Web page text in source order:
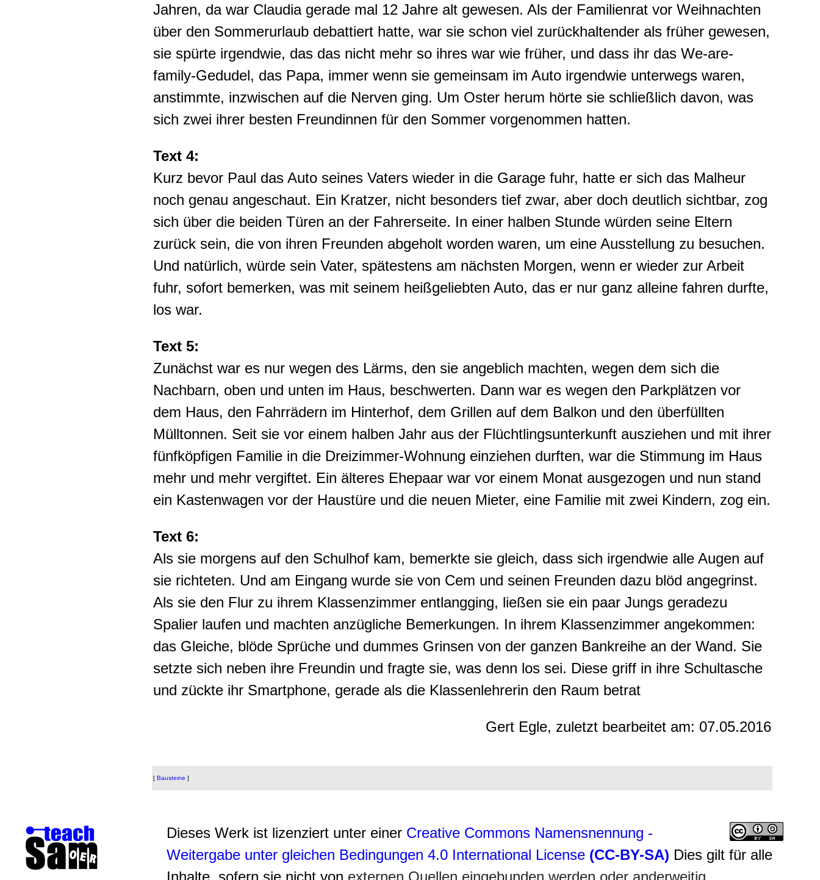
Jahren, da war Claudia gerade mal 12 Jahre alt gewesen. Als der Familienrat vor Weihnachten
über den Sommerurlaub debattiert hatte, war sie schon viel zurückhaltender als früher gewesen,
sie spürte irgendwie, das das nicht mehr so ihres war wie früher, und dass ihr das We-are-
family-Gedudel, das Papa, immer wenn sie gemeinsam im Auto irgendwie unterwegs waren,
anstimmte, inzwischen auf die Nerven ging. Um Oster herum hörte sie schließlich davon, was
sich zwei ihrer besten Freundinnen für den Sommer vorgenommen hatten.
Text 4:
Kurz bevor Paul das Auto seines Vaters wieder in die Garage fuhr, hatte er sich das Malheur
noch genau angeschaut. Ein Kratzer, nicht besonders tief zwar, aber doch deutlich sichtbar, zog
sich über die beiden Türen an der Fahrerseite. In einer halben Stunde würden seine Eltern
zurück sein, die von ihren Freunden abgeholt worden waren, um eine Ausstellung zu besuchen.
Und natürlich, würde sein Vater, spätestens am nächsten Morgen, wenn er wieder zur Arbeit
fuhr, sofort bemerken, was mit seinem heißgeliebten Auto, das er nur ganz alleine fahren durfte,
los war.
Text 5:
Zunächst war es nur wegen des Lärms, den sie angeblich machten, wegen dem sich die
Nachbarn, oben und unten im Haus, beschwerten. Dann war es wegen den Parkplätzen vor
dem Haus, den Fahrrädern im Hinterhof, dem Grillen auf dem Balkon und den überfüllten
Mülltonnen. Seit sie vor einem halben Jahr aus der Flüchtlingsunterkunft ausziehen und mit ihrer
fünfköpfigen Familie in die Dreizimmer-Wohnung einziehen durften, war die Stimmung im Haus
mehr und mehr vergiftet. Ein älteres Ehepaar war vor einem Monat ausgezogen und nun stand
ein Kastenwagen vor der Haustüre und die neuen Mieter, eine Familie mit zwei Kindern, zog ein.
Text 6:
Als sie morgens auf den Schulhof kam, bemerkte sie gleich, dass sich irgendwie alle Augen auf
sie richteten. Und am Eingang wurde sie von Cem und seinen Freunden dazu blöd angegrinst.
Als sie den Flur zu ihrem Klassenzimmer entlangging, ließen sie ein paar Jungs geradezu
Spalier laufen und machten anzügliche Bemerkungen. In ihrem Klassenzimmer angekommen:
das Gleiche, blöde Sprüche und dummes Grinsen von der ganzen Bankreihe an der Wand. Sie
setzte sich neben ihre Freundin und fragte sie, was denn los sei. Diese griff in ihre Schultasche
und zückte ihr Smartphone, gerade als die Klassenlehrerin den Raum betrat
Gert Egle, zuletzt bearbeitet am: 07.05.2016
[ Bausteine ]
Dieses Werk ist lizenziert unter einer Creative Commons Namensnennung -
Weitergabe unter gleichen Bedingungen 4.0 International License (CC-BY-SA) Dies gilt für alle
Inhalte, sofern sie nicht von externen Quellen eingebunden werden oder anderweitig